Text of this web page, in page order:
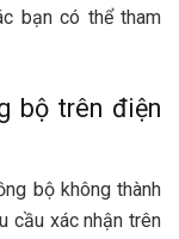
bạn có thể tham
bộ trên điện
bộ không thành
cầu xác nhận trên